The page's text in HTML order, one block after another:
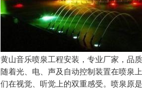
黄山音乐喷泉工程安装，专业厂家，品
随着光、电、声及自动控制装置在喷泉
们在视觉、听觉上的双重感受。喷泉原